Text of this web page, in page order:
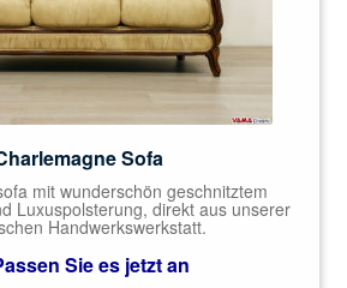
Sofa
mit wunderschön geschnitztem
Luxuspolsterung, direkt aus unserer
Handwerkswerkstatt.
Sie es jetzt an